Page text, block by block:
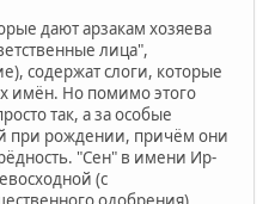
дают арзакам хозяева
лица",
содержат слоги, которые
имён. Но помимо этого
так, а за особые
при рождении, причём они
"Сен" в имени Ир-
(с